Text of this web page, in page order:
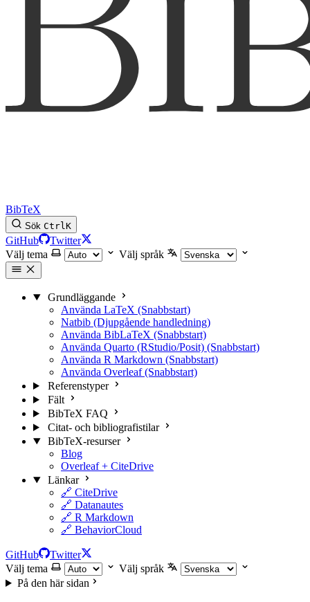
BibTeX
Sök CtrlK
GitHub
Twitter
Välj tema
Välj språk
Grundläggande
Använda LaTeX (Snabbstart)
Natbib (Djupgående handledning)
Använda BibLaTeX (Snabbstart)
Använda Quarto (RStudio/Posit) (Snabbstart)
Använda R Markdown (Snabbstart)
Använda Overleaf (Snabbstart)
Referenstyper
Fält
BibTeX FAQ
Citat- och bibliografistilar
BibTeX-resurser
Blog
Overleaf + CiteDrive
Länkar
🔗 CiteDrive
🔗 Datanautes
🔗 R Markdown
🔗 BehaviorCloud
GitHub
Twitter
Välj tema
Välj språk
På den här sidan